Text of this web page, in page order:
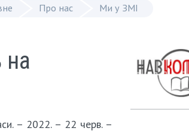
Про нас Ми у ЗМІ
на
– 2022. – 22 черв. –